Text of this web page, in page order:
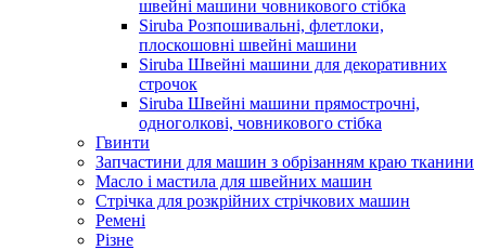
швейні машини човникового стібка
Siruba Розпошивальні, флетлоки,
плоскошовні швейні машини
Siruba Швейні машини для декоративних
строчок
Siruba Швейні машини прямострочні,
одноголкові, човникового стібка
Гвинти
Запчастини для машин з обрізанням краю тканини
Масло і мастила для швейних машин
Стрічка для розкрійних стрічкових машин
Ремені
Різне